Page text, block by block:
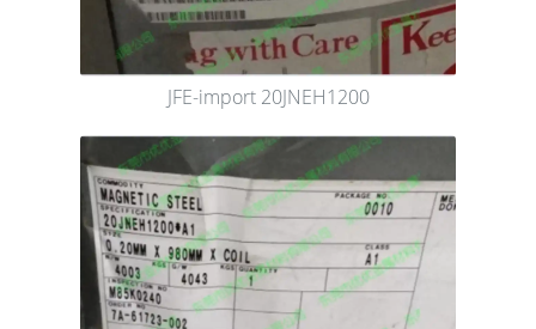
JFE-import 20JNEH1200